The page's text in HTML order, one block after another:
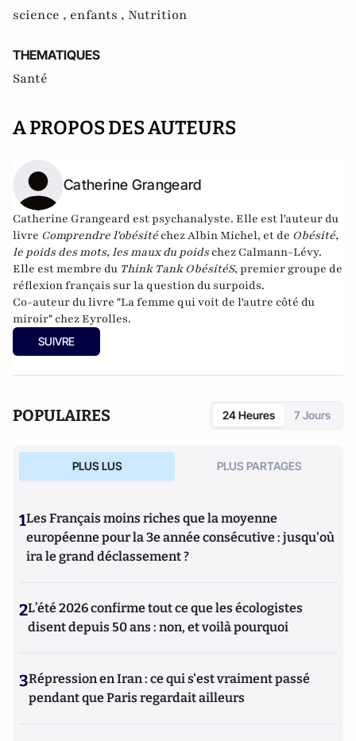
science , enfants , Nutrition
THEMATIQUES
Santé
A PROPOS DES AUTEURS
Catherine Grangeard
Catherine Grangeard est psychanalyste. Elle est l'auteur du
livre Comprendre l'obésitéchez Albin Michel, et de Obésité,
le poids des mots, les maux du poids chez Calmann-Lévy.
Elle est membre du Think Tank ObésitéS, premier groupe de
réflexion français sur la question du surpoids.
Co-auteur du livre "La femme qui voit de l'autre côté du
miroir" chez Eyrolles.
SUIVRE
POPULAIRES 24 Heures 7 Jours
PLUS LUS PLUS PARTAGES
1Les Français moins riches que la moyenne
européenne pour la 3e année consécutive : jusqu'où
ira le grand déclassement ?
2L’été 2026 confirme tout ce que les écologistes
disent depuis 50 ans : non, et voilà pourquoi
3Répression en Iran : ce qui s'est vraiment passé
pendant que Paris regardait ailleurs